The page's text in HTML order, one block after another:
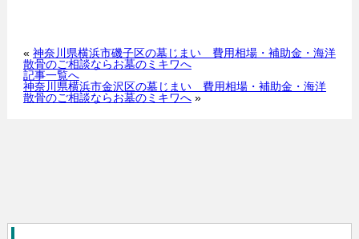
« 神奈川県横浜市磯子区の墓じまい 費用相場・補助金・海洋
散骨のご相談ならお墓のミキワへ
記事一覧へ
神奈川県横浜市金沢区の墓じまい 費用相場・補助金・海洋
散骨のご相談ならお墓のミキワへ»